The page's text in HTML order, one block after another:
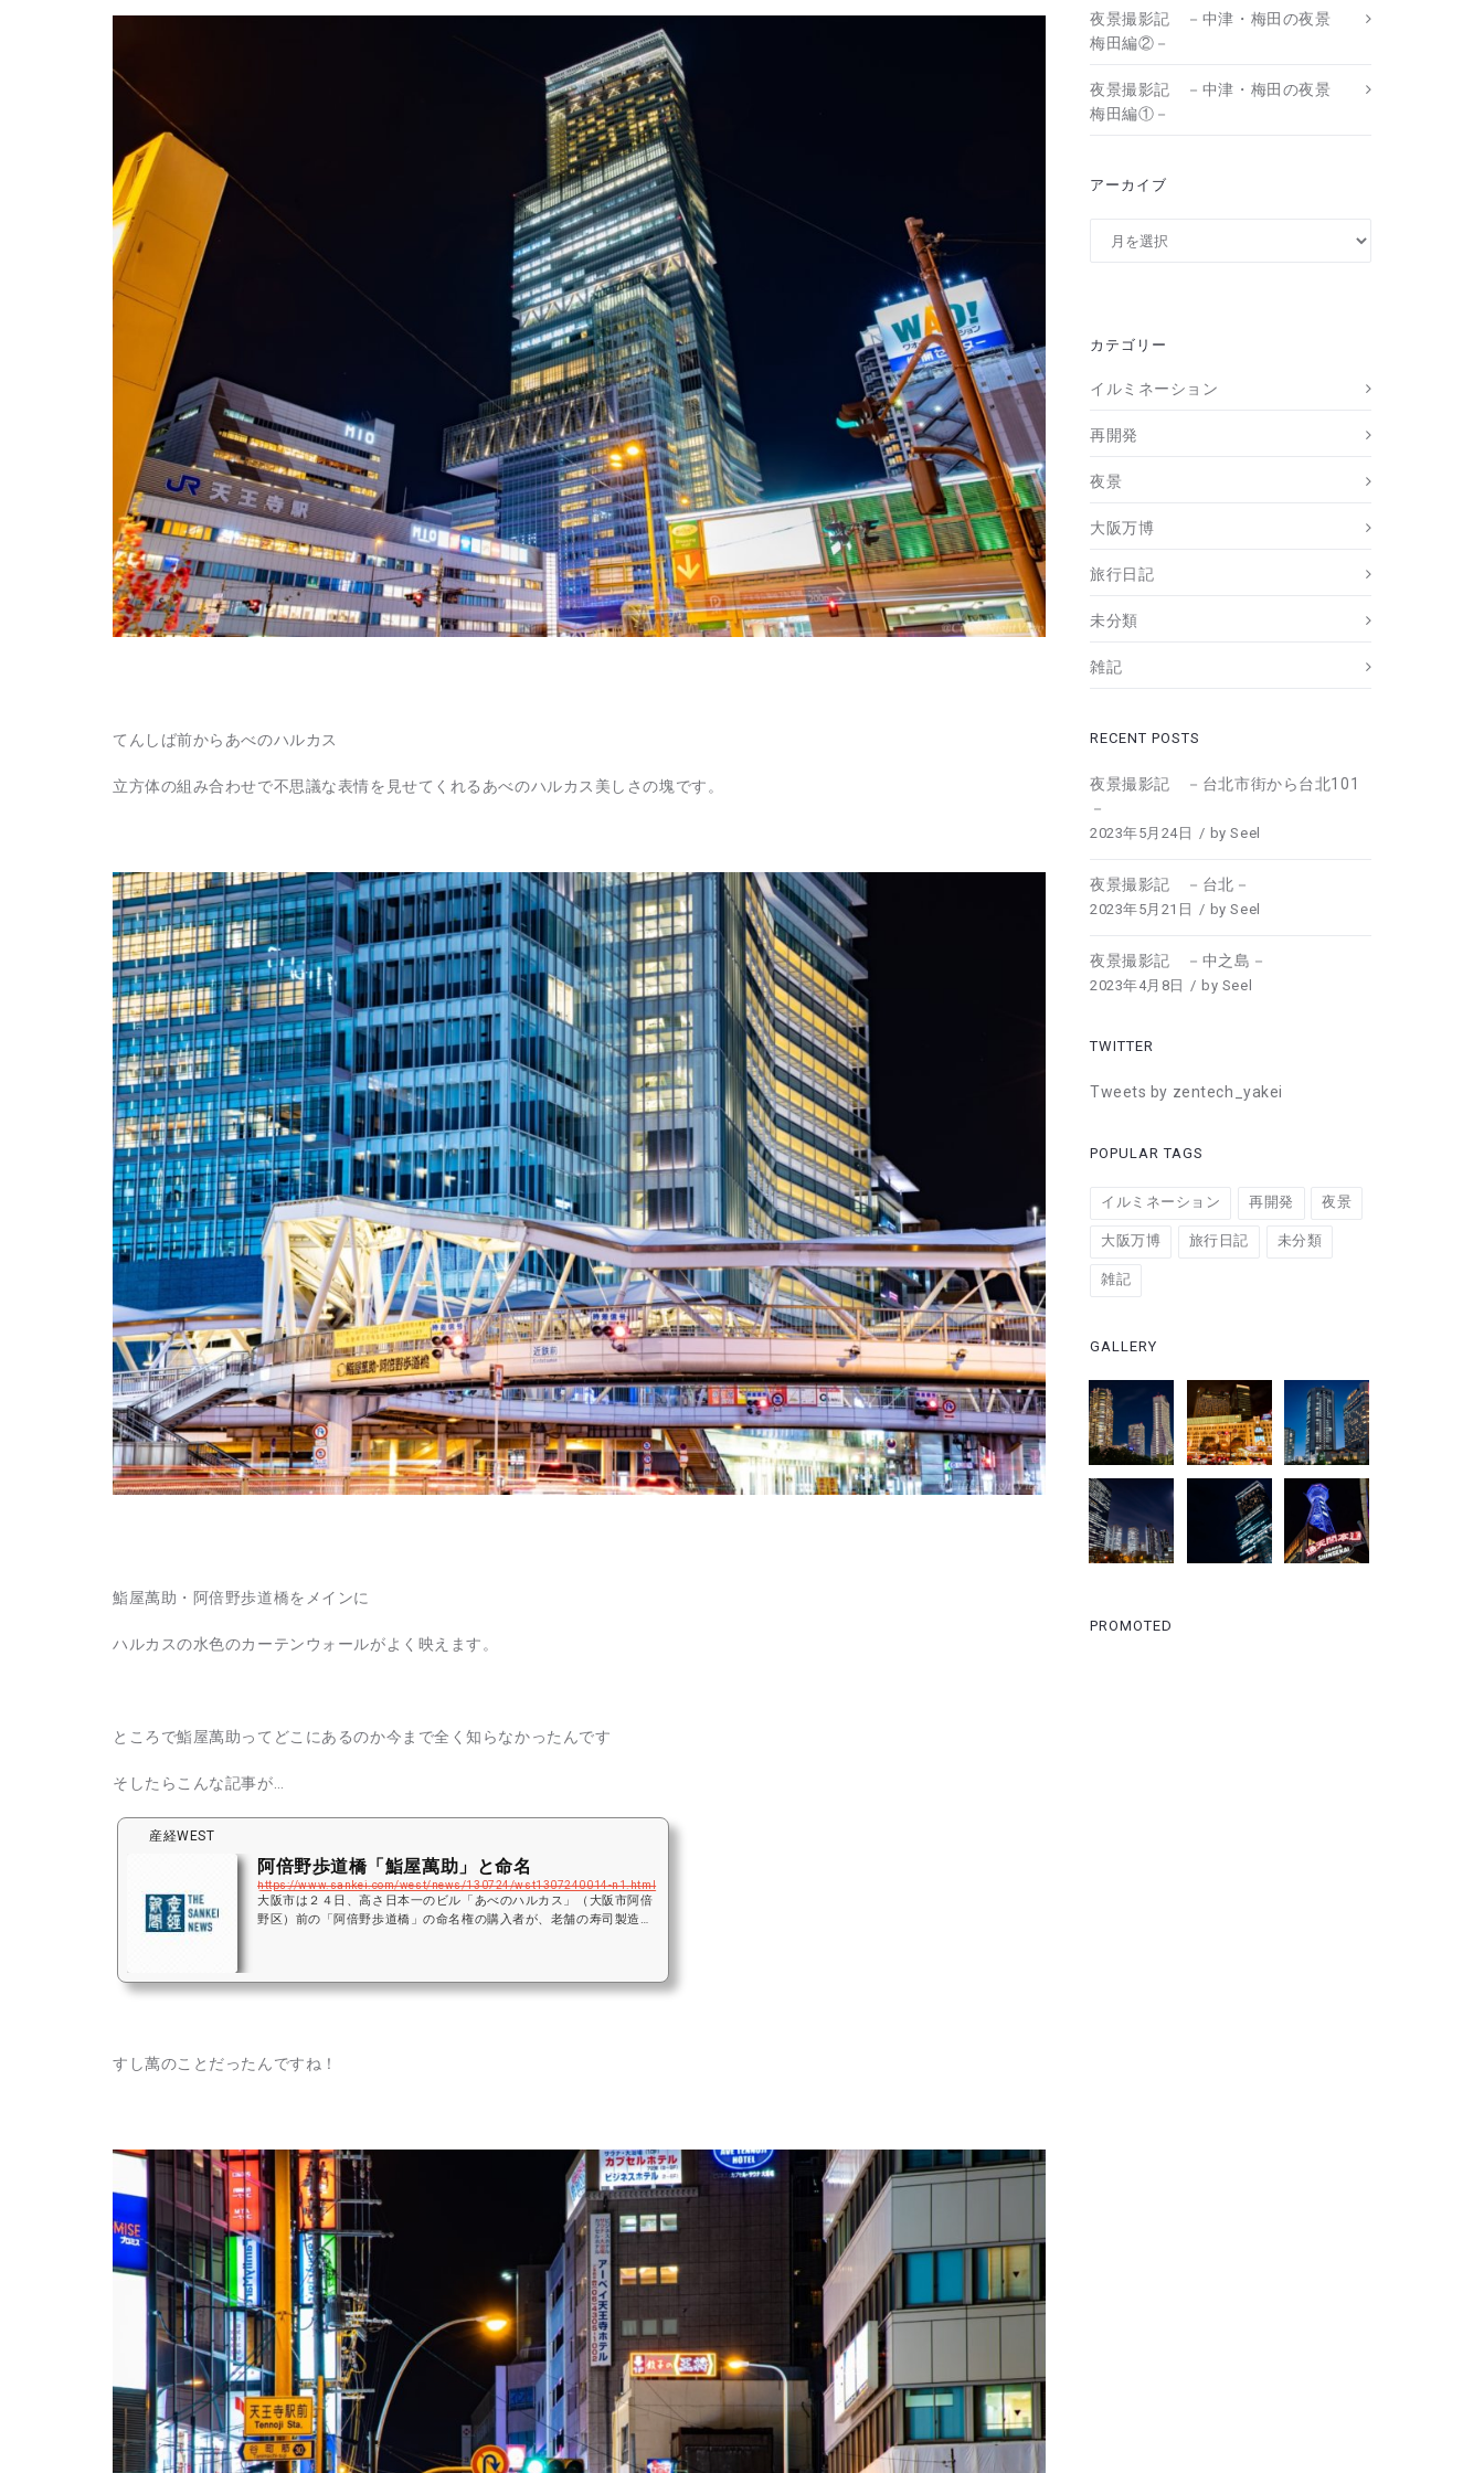
てんしば前からあべのハルカス
立方体の組み合わせで不思議な表情を見せてくれるあべのハルカス美しさの塊です。
鮨屋萬助・阿倍野歩道橋をメインに
ハルカスの水色のカーテンウォールがよく映えます。
ところで鮨屋萬助ってどこにあるのか今まで全く知らなかったんです
そしたらこんな記事が…
産経WEST
阿倍野歩道橋「鮨屋萬助」と命名
https://www.sankei.com/west/news/130724/wst1307240014-n1.html
大阪市は２４日、高さ日本一のビル「あべのハルカス」（大阪市阿倍
野区）前の「阿倍野歩道橋」の命名権の購入者が、老舗の寿司製造・
すし萬のことだったんですね！
夜景撮影記 －中津・梅田の夜景
梅田編②－
夜景撮影記 －中津・梅田の夜景
梅田編①－
アーカイブ
カテゴリー
イルミネーション
再開発
夜景
大阪万博
旅行日記
未分類
雑記
RECENT POSTS
夜景撮影記 －台北市街から台北101
－
2023年5月24日 bySeel
夜景撮影記 －台北－
2023年5月21日 bySeel
夜景撮影記 －中之島－
2023年4月8日 by Seel
TWITTER
Tweets by zentech_yakei
POPULAR TAGS
イルミネーション 再開発 夜景
大阪万博 旅行日記 未分類
雑記
GALLERY
PROMOTED